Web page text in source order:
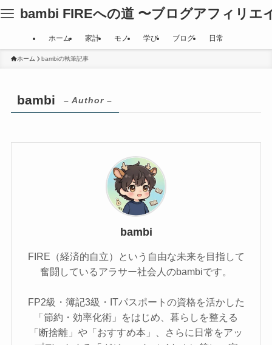
bambi FIREへの道 〜ブログアフィリエ
ホーム 家計 モノ 学び ブログ 日常
ホーム bambiの執筆記事
bambi – Author –
bambi
FIRE（経済的自立）という自由な未来を目指して
奮闘しているアラサー社会人のbambiです。
FP2級・簿記3級・ITパスポートの資格を活かした
「節約・効率化術」をはじめ、暮らしを整える
「断捨離」や「おすすめ本」、さらに日常をアッ